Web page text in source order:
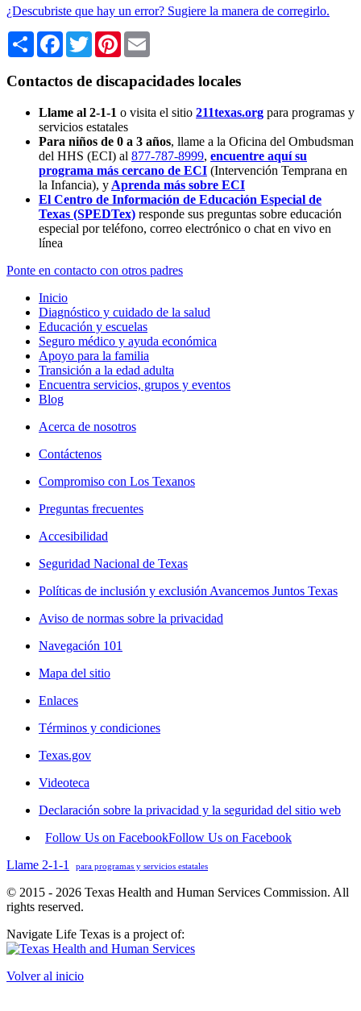
¿Descubriste que hay un error? Sugiere la manera de corregirlo.
Share Facebook
TwitterPinterest
Contactos de discapacidades locales
Llame al 2-1-1 o visita el sitio 211texas.org para programas y
servicios estatales
Para niños de 0 a 3 años, llame a la Oficina del Ombudsman
del HHS (ECI) al 877-787-8999, encuentre aquí su
programa más cercano de ECI (Intervención Temprana en
la Infancia), y Aprenda más sobre ECI
El Centro de Información de Educación Especial de
Texas (SPEDTex) responde sus preguntas sobre educación
especial por teléfono, correo electrónico o chat en vivo en
línea
Ponte en contacto con otros padres
Inicio
Diagnóstico y cuidado de la salud
Educación y escuelas
Seguro médico y ayuda económica
Apoyo para la familia
Transición a la edad adulta
Encuentra servicios, grupos y eventos
Blog
Acerca de nosotros
Contáctenos
Compromiso con Los Texanos
Preguntas frecuentes
Accesibilidad
Seguridad Nacional de Texas
Políticas de inclusión y exclusión Avancemos Juntos Texas
Aviso de normas sobre la privacidad
Navegación 101
Mapa del sitio
Enlaces
Términos y condiciones
Texas.gov
Videoteca
Declaración sobre la privacidad y la seguridad del sitio web
Follow Us on FacebookFollow Us on Facebook
Llame 2-1-1
para programas y servicios estatales
© 2015 - 2026 Texas Health and Human Services Commission. All
rights reserved.
Navigate Life Texas is a project of:
Volver al inicio